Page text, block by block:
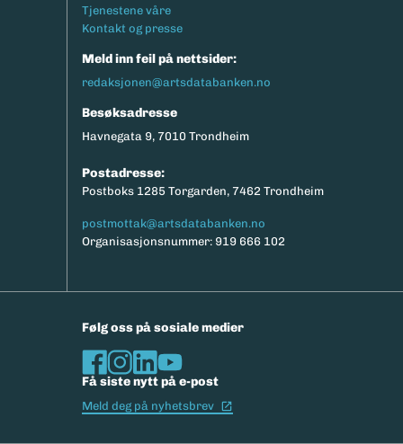
Tjenestene våre
Kontakt og presse
Meld inn feil på nettsider:
redaksjonen@artsdatabanken.no
Besøksadresse
Havnegata 9, 7010 Trondheim
Postadresse:
Postboks 1285 Torgarden, 7462 Trondheim
postmottak@artsdatabanken.no
Organisasjonsnummer: 919 666 102
Følg oss på sosiale medier
Få siste nytt på e-post
Meld deg på nyhetsbrev